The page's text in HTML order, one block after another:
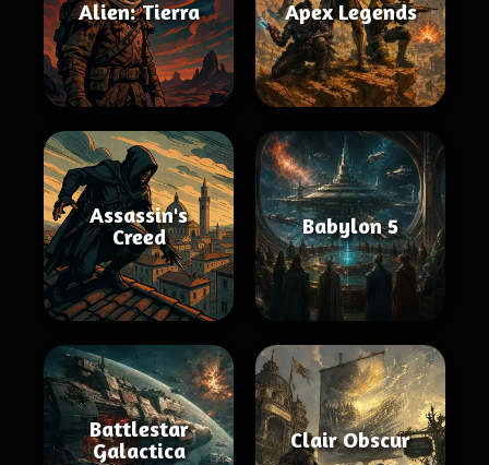
Alien: Tierra Apex Legends
Assassin's
Creed
Babylon 5
Battlestar
Galactica
Clair Obscur